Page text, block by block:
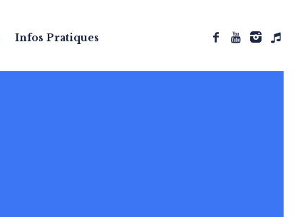
Infos Pratiques